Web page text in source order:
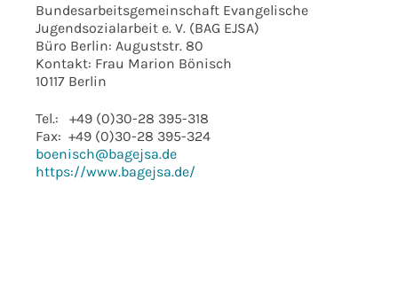
Bundesarbeitsgemeinschaft Evangelische
Jugendsozialarbeit e. V. (BAG EJSA)
Büro Berlin: Auguststr. 80
Kontakt: Frau Marion Bönisch
10117 Berlin
Tel.: +49 (0)30-28 395-318
Fax: +49 (0)30-28 395-324
boenisch@bagejsa.de
https://www.bagejsa.de/